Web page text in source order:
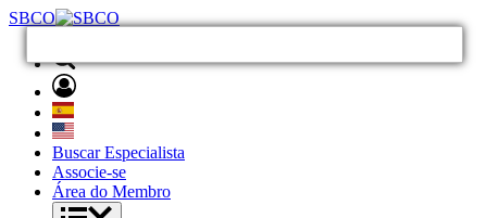
SBCO
Buscar Especialista
Associe-se
Área do Membro